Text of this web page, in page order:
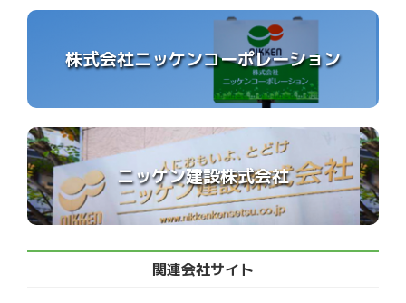
株式会社ニッケンコーポレーション
ニッケン建設株式会社
関連会社サイト